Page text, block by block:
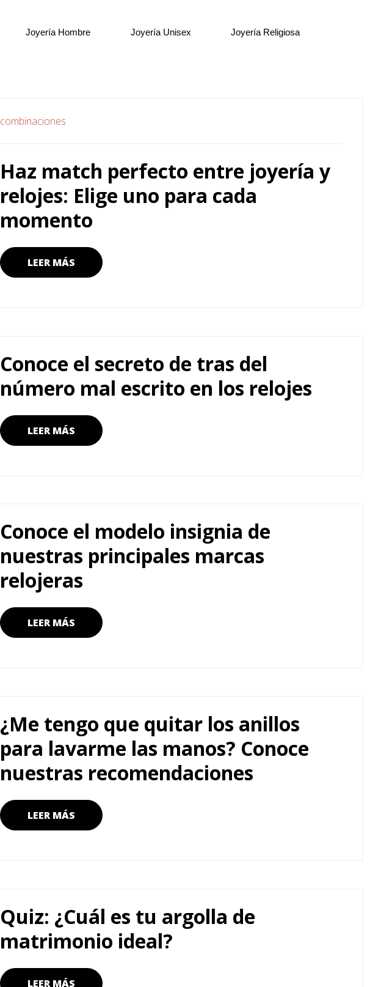
Joyería Hombre Joyería Unisex Joyería Religiosa
combinaciones
Haz match perfecto entre joyería y
relojes: Elige uno para cada
momento
LEER MÁS
Conoce el secreto de tras del
número mal escrito en los relojes
LEER MÁS
Conoce el modelo insignia de
nuestras principales marcas
relojeras
LEER MÁS
¿Me tengo que quitar los anillos
para lavarme las manos? Conoce
nuestras recomendaciones
LEER MÁS
Quiz: ¿Cuál es tu argolla de
matrimonio ideal?
LEER MÁS